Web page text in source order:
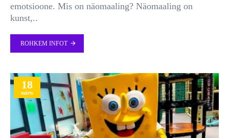
emotsioone. Mis on näomaaling? Näomaaling on
kunst,..
ROHKEM INFOT
18
märts